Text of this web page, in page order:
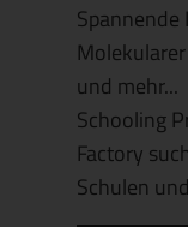
Spannende
und
Schooling
Factory
Schulen